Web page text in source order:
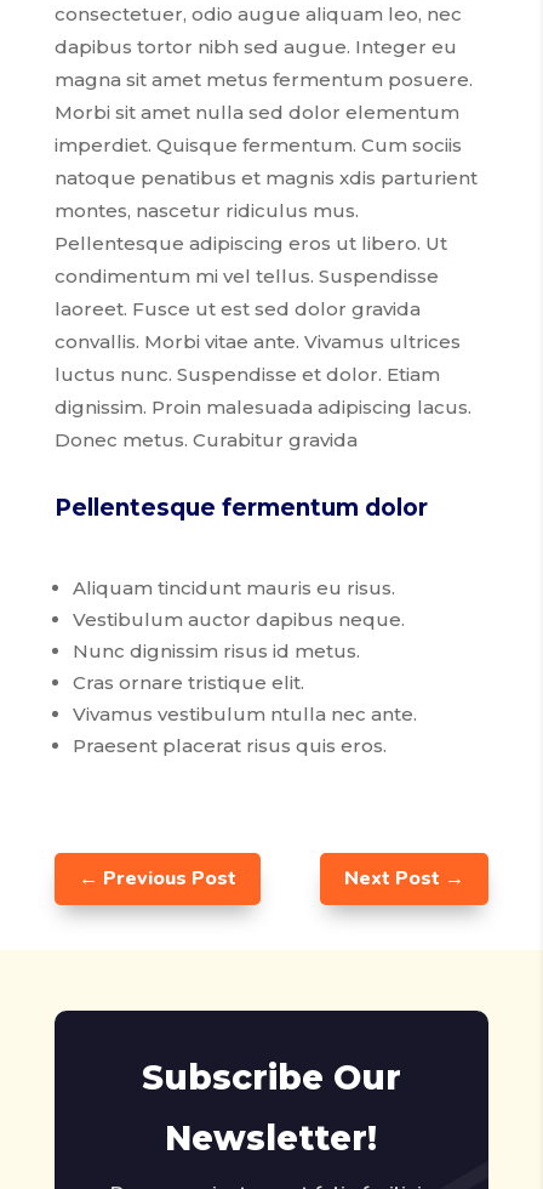
consectetuer, odio augue aliquam leo, nec
dapibus tortor nibh sed augue. Integer eu
magna sit amet metus fermentum posuere.
Morbi sit amet nulla sed dolor elementum
imperdiet. Quisque fermentum. Cum sociis
natoque penatibus et magnis xdis parturient
montes, nascetur ridiculus mus.
Pellentesque adipiscing eros ut libero. Ut
condimentum mi vel tellus. Suspendisse
laoreet. Fusce ut est sed dolor gravida
convallis. Morbi vitae ante. Vivamus ultrices
luctus nunc. Suspendisse et dolor. Etiam
dignissim. Proin malesuada adipiscing lacus.
Donec metus. Curabitur gravida
Pellentesque fermentum dolor
Aliquam tincidunt mauris eu risus.
Vestibulum auctor dapibus neque.
Nunc dignissim risus id metus.
Cras ornare tristique elit.
Vivamus vestibulum ntulla nec ante.
Praesent placerat risus quis eros.
← Previous Post Next Post →
Subscribe Our
Newsletter!